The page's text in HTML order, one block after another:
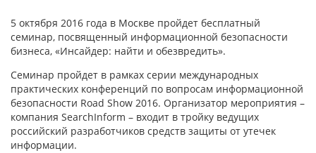
5 октября 2016 года в Москве пройдет бесплатный
семинар, посвященный информационной безопасности
бизнеса, «Инсайдер: найти и обезвредить».
Семинар пройдет в рамках серии международных
практических конференций по вопросам информационной
безопасности Road Show 2016. Организатор мероприятия –
компания SearchInform – входит в тройку ведущих
российский разработчиков средств защиты от утечек
информации.